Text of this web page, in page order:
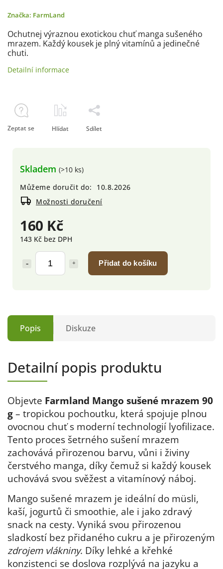
Značka: FarmLand
160 Kč
143 Kč bez DPH
Přidat do košíku
Skladem (>10 ks)
Můžeme doručit do:
10.8.2026
Možnosti doručení
Ochutnej výraznou exotickou chuť manga sušeného
mrazem. Každý kousek je plný vitamínů a jedinečné
chuti.
Detailní informace
Zeptat se Hlídat Sdílet
Popis Diskuze
Detailní popis produktu
Objevte Farmland Mango sušené mrazem 90
g – tropickou pochoutku, která spojuje plnou
ovocnou chuť s moderní technologií lyofilizace.
Tento proces šetrného sušení mrazem
zachovává přirozenou barvu, vůni i živiny
čerstvého manga, díky čemuž si každý kousek
uchovává svou svěžest a vitamínový náboj.
Mango sušené mrazem je ideální do müsli,
kaší, jogurtů či smoothie, ale i jako zdravý
snack na cesty. Vyniká svou přirozenou
sladkostí bez přidaného cukru a je přirozeným
zdrojem vlákniny. Díky lehké a křehké
konzistenci se doslova rozplývá na jazyku a